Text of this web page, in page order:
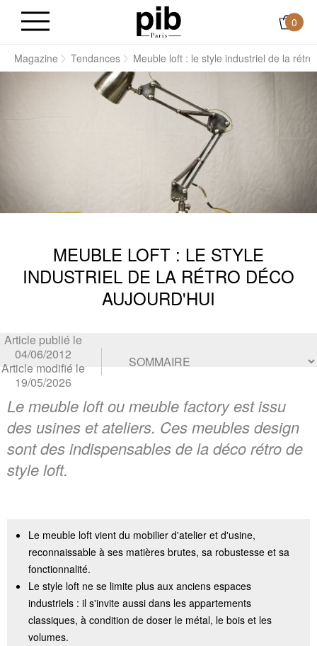
0
Magazine Tendances Meuble loft : le style industriel de la
MEUBLE LOFT : LE STYLE
INDUSTRIEL DE LA RÉTRO DÉCO
AUJOURD'HUI
Article publié le
04/06/2012
Article modifié le
19/05/2026
Le meuble loft ou meuble factory est issu
des usines et ateliers. Ces meubles design
sont des indispensables de la déco rétro de
style loft.
Le meuble loft vient du mobilier d'atelier et d'usine,
reconnaissable à ses matières brutes, sa robustesse et sa
fonctionnalité.
Le style loft ne se limite plus aux anciens espaces
industriels : il s'invite aussi dans les appartements
classiques, à condition de doser le métal, le bois et les
volumes.